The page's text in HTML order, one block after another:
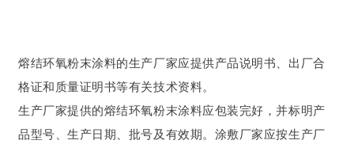
熔结环氧粉末涂料的生产厂家应提供产品说明书、出厂合
格证和质量证明书等有关技术资料。
生产厂家提供的熔结环氧粉末涂料应包装完好，并标明产
品型号、生产日期、批号及有效期。涂敷厂家应按生产厂